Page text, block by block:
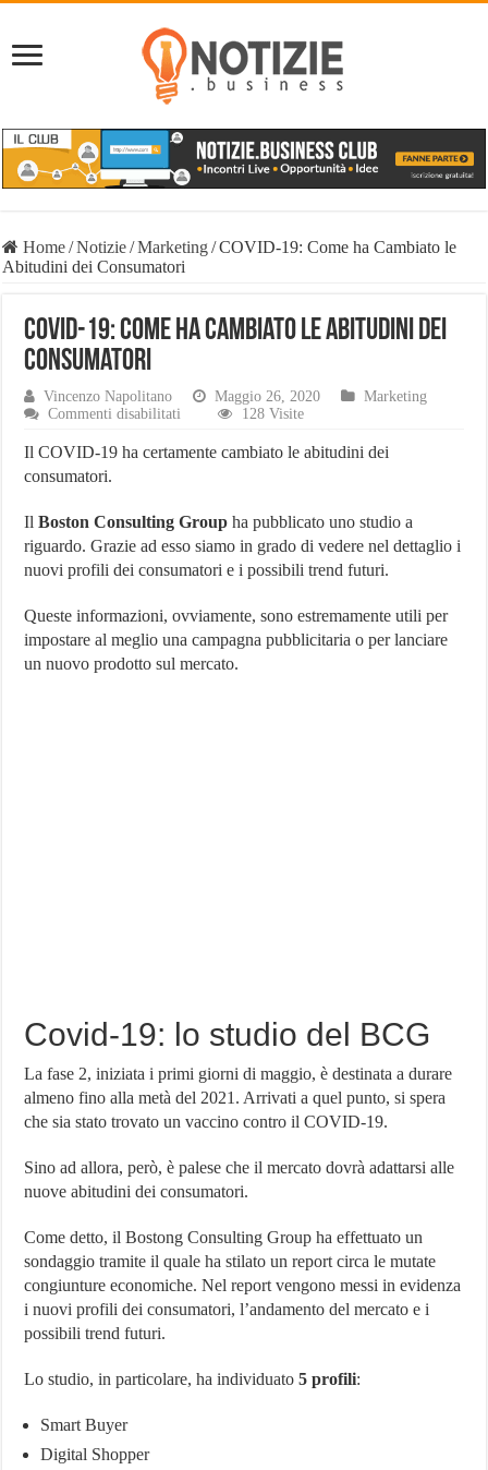
Home/Notizie/Marketing/COVID-19: Come ha Cambiato le
Abitudini dei Consumatori
COVID-19: Come ha Cambiato le Abitudini dei
Consumatori
Vincenzo Napolitano Maggio 26, 2020
Marketing
Commenti disabilitati
19:
le
Abitudini
dei
Consumatori
128 Visite
Il COVID-19 ha certamente cambiato le abitudini dei
consumatori.
IlBoston Consulting Group ha pubblicato uno studio a
riguardo. Grazie ad esso siamo in grado di vedere nel dettaglio i
nuovi profili dei consumatori e i possibili trend futuri.
Queste informazioni, ovviamente, sono estremamente utili per
impostare al meglio una campagna pubblicitaria o per lanciare
un nuovo prodotto sul mercato.
Covid-19: lo studio del BCG
La fase 2, iniziata i primi giorni di maggio, è destinata a durare
almeno fino alla metà del 2021. Arrivati a quel punto, si spera
che sia stato trovato un vaccino contro il COVID-19.
Sino ad allora, però, è palese che il mercato dovrà adattarsi alle
nuove abitudini dei consumatori.
Come detto, il Bostong Consulting Group ha effettuato un
sondaggio tramite il quale ha stilato un report circa le mutate
congiunture economiche. Nel report vengono messi in evidenza
i nuovi profili dei consumatori, l’andamento del mercato e i
possibili trend futuri.
Lo studio, in particolare, ha individuato5 profili:
Smart Buyer
Digital Shopper